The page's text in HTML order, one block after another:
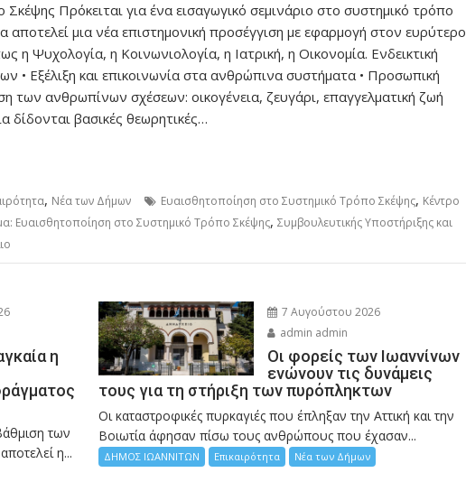
Πρόκειται για ένα εισαγωγικό σεμινάριο στο συστημικό τρόπο
αποτελεί μια νέα επιστημονική προσέγγιση με εφαρμογή στον ευρύτερο
η Ψυχολογία, η Κοινωνιολογία, η Ιατρική, η Οικονομία. Ενδεικτική
• Εξέλιξη και επικοινωνία στα ανθρώπινα συστήματα • Προσωπική
των ανθρωπίνων σχέσεων: οικογένεια, ζευγάρι, επαγγελματική ζωή
δίδονται βασικές θεωρητικές…
, Νέα των Δήμων Ευαισθητοποίηση στo Συστημικό Τρόπο Σκέψης, Κέντρο
Ευαισθητοποίηση στo Συστημικό Τρόπο Σκέψης, Συμβουλευτικής Υποστήριξης και
η
των
η...
7 Αυγούστου 2026
admin admin
Οι φορείς των Ιωαννίνων
ενώνουν τις δυνάμεις
τους για τη στήριξη των πυρόπληκτων
Οι καταστροφικές πυρκαγιές που έπληξαν την Αττική και την
Bοιωτία άφησαν πίσω τους ανθρώπους που έχασαν...
ΔΗΜΟΣ ΙΩΑΝΝΙΤΩΝ Επικαιρότητα Νέα των Δήμων